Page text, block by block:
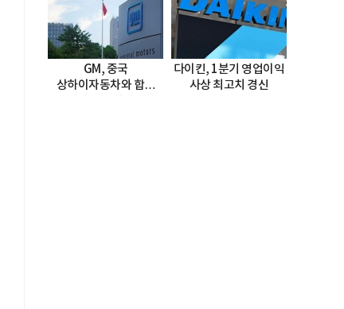
GM, 중국
상하이자동차와 합작
다이킨, 1분기 영업이익
사상 최고치 경신